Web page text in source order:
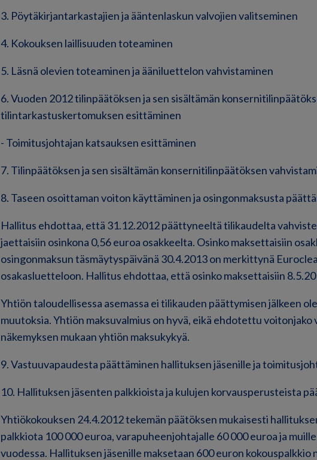
3. Pöytäkirjantarkastajien ja ääntenlaskun valvojien valitseminen
4. Kokouksen laillisuuden toteaminen
5. Läsnä olevien toteaminen ja ääniluettelon vahvistaminen
6. Vuoden 2012 tilinpäätöksen ja sen sisältämän
tilintarkastuskertomuksen esittäminen
- Toimitusjohtajan katsauksen esittäminen
7. Tilinpäätöksen ja sen sisältämän konsernitilinpäätöksen
8. Taseen osoittaman voiton käyttäminen ja osingonmaksusta
Hallitus ehdottaa, että 31.12.2012 päättyneeltä tilikaudelta
jaettaisiin osinkona 0,56 euroa osakkeelta. Osinko maksettaisiin
osingonmaksun täsmäytyspäivänä 30.4.2013 on merkittynä
osakasluetteloon. Hallitus ehdottaa, että osinko maksettaisiin
Yhtiön taloudellisessa asemassa ei tilikauden päättymisen jälkeen
muutoksia. Yhtiön maksuvalmius on hyvä, eikä ehdotettu voitonjako
näkemyksen mukaan yhtiön maksukykyä.
9. Vastuuvapaudesta päättäminen hallituksen jäsenille ja
10. Hallituksen jäsenten palkkioista ja kulujen korvausperusteista
Yhtiökokouksen 24.4.2012 tekemän päätöksen mukaisesti
palkkiota 100 000 euroa, varapuheenjohtajalle 60 000 euroa ja
vuodessa. Hallituksen jäsenille maksetaan 600 euron kokouspalkkio